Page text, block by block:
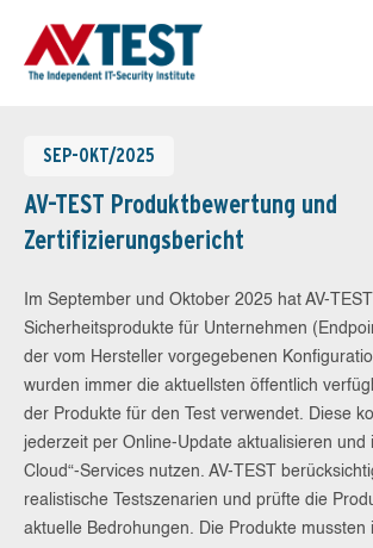
SEP-OKT/2025
AV-TEST Produktbewertung und
Zertifizierungsbericht
Im September und Oktober 2025 hat AV-
Sicherheitsprodukte für Unternehmen
der vom Hersteller vorgegebenen
wurden immer die aktuellsten öffentlich
der Produkte für den Test verwendet. Diese
jederzeit per Online-Update aktualisieren und
Cloud“-Services nutzen. AV-TEST
realistische Testszenarien und prüfte die
aktuelle Bedrohungen. Die Produkte mussten